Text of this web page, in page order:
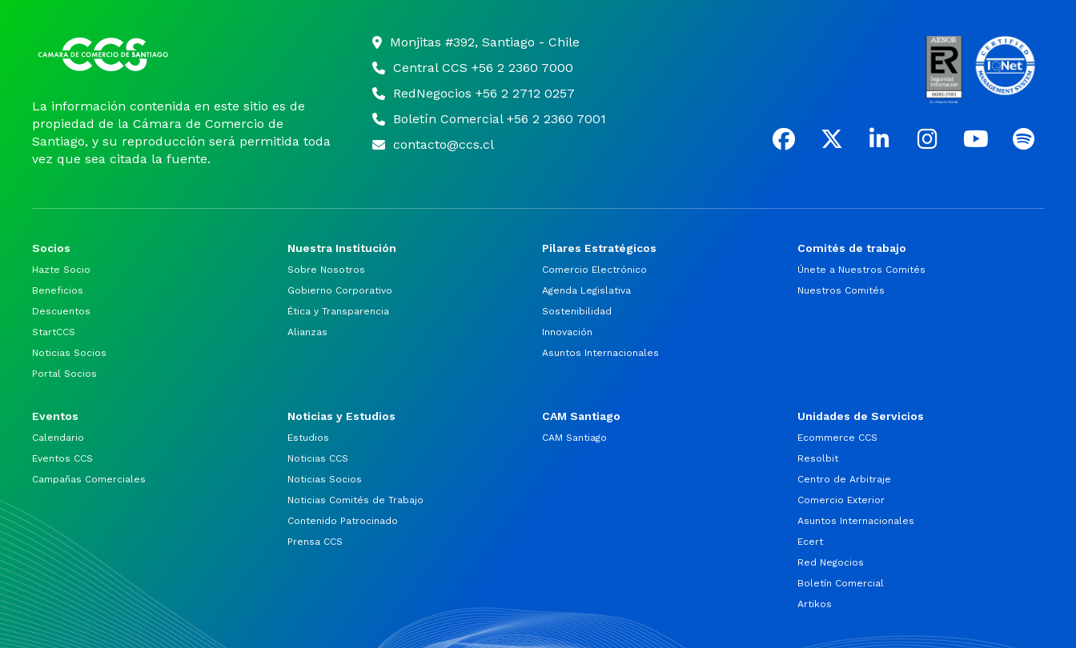
La información contenida en este sitio es de
propiedad de la Cámara de Comercio de
Santiago, y su reproducción será permitida toda
vez que sea citada la fuente.
Monjitas #392, Santiago - Chile
Central CCS +56 2 2360 7000
RedNegocios +56 2 2712 0257
Boletín Comercial +56 2 2360 7001
contacto@ccs.cl
Socios
Hazte Socio
Beneficios
Descuentos
StartCCS
Noticias Socios
Portal Socios
Nuestra Institución
Sobre Nosotros
Gobierno Corporativo
Ética y Transparencia
Alianzas
Pilares Estratégicos
Comercio Electrónico
Agenda Legislativa
Sostenibilidad
Innovación
Asuntos Internacionales
Comités de trabajo
Únete a Nuestros Comités
Nuestros Comités
Eventos
Calendario
Eventos CCS
Campañas Comerciales
Noticias y Estudios
Estudios
Noticias CCS
Noticias Socios
Noticias Comités de Trabajo
Contenido Patrocinado
Prensa CCS
CAM Santiago
CAM Santiago
Unidades de Servicios
Ecommerce CCS
Resolbit
Centro de Arbitraje
Comercio Exterior
Asuntos Internacionales
Ecert
Red Negocios
Boletín Comercial
Artikos